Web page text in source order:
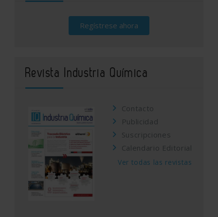
Regístrese ahora
Revista Industria Química
Contacto
Publicidad
Suscripciones
Calendario Editorial
Ver todas las revistas